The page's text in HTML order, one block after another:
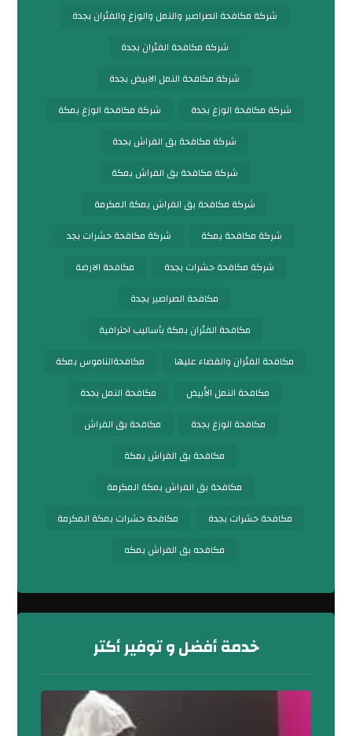
شركة مكافحة الصراصير والنمل والوزغ والفئران بجدة
شركة مكافحة الفئران بجدة
شركة مكافحة النمل الابيض بجدة
شركة مكافحة الوزغ بجدة
شركة مكافحة الوزغ بمكة
شركة مكافحة بق الفراش بجدة
شركة مكافحة بق الفراش بمكة
شركة مكافحة بق الفراش بمكة المكرمة
شركة مكافحة بمكة
شركة مكافحة حشرات بجد
شركة مكافحة حشرات بجدة
مكافحة الارضة
مكافحة الصراصير بجدة
مكافحة الفئران بمكة بأساليب احترافية
مكافحة الفئران والقضاء عليها
مكافحةالناموس بمكة
مكافحة النمل الأبيض
مكافحة النمل بجدة
مكافحة الوزغ بجدة
مكافحة بق الفراش
مكافحة بق الفراش بمكة
مكافحة بق الفراش بمكة المكرمة
مكافحة حشرات بجدة
مكافحة حشرات بمكة المكرمة
مكافحه بق الفراش بمكه
خدمة أفضل و توفير أكتر